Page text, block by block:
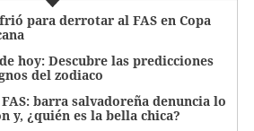
para derrotar al FAS en Copa
hoy: Descubre las predicciones
del zodiaco
barra salvadoreña denuncia lo
y, ¿quién es la bella chica?